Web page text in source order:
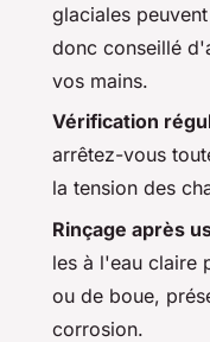
glaciales
donc conseillé
vos mains.
Vérification
arrêtez-vous
la tension des
Rinçage après
les à l'eau claire
ou de boue,
corrosion.